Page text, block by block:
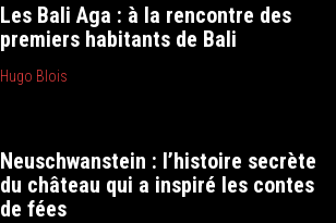
Les Bali Aga : à la rencontre des
premiers habitants de Bali
Hugo Blois
Neuschwanstein : l’histoire secrète
du château qui a inspiré les contes
de fées